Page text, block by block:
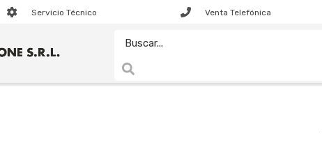
Servicio Técnico Venta Telefónica